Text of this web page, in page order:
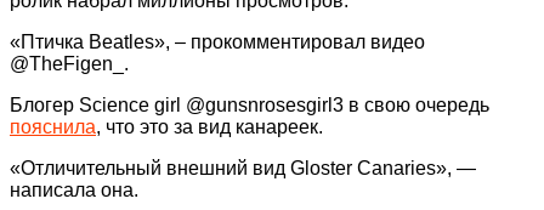
«Птичка Beatles», – прокомментировал видео
@TheFigen_.
Блогер Science girl @gunsnrosesgirl3 в свою очередь
пояснила, что это за вид канареек.
«Отличительный внешний вид Gloster Canaries», —
написала она.